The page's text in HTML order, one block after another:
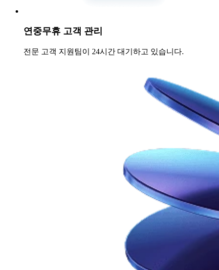
연중무휴 고객 관리
전문 고객 지원팀이 24시간 대기하고 있습니다.